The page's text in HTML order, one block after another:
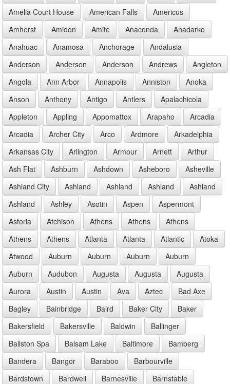
Amelia Court House
American Falls
Americus
Amherst
Amidon Amite Anaconda
Anadarko
Anahuac
Anamosa Anchorage
Andalusia
Anderson
Anderson Anderson Andrews
Angleton
Angola
Ann Arbor Annapolis Anniston
Anoka
Anson
Anthony Antigo Antlers
Apalachicola
Appleton
Appling Appomattox Arapaho
Arcadia
Arcadia
Archer City Arco Ardmore
Arkadelphia
Arkansas City
Arlington Armour Arnett
Arthur
Ash Flat
Ashburn Ashdown Asheboro
Asheville
Ashland City
Ashland Ashland Ashland
Ashland
Ashland
Ashley Asotin Aspen
Aspermont
Astoria
Atchison Athens Athens
Athens
Athens
Athens Atlanta Atlanta Atlantic
Atoka
Atwood
Auburn Auburn Auburn
Auburn
Auburn
Audubon Augusta Augusta
Augusta
Aurora
Austin Austin Ava Aztec
Bad Axe
Bagley
Bainbridge Baird Baker City
Baker
Bakersfield
Bakersville Baldwin
Ballinger
Ballston Spa
Balsam Lake Baltimore
Bamberg
Bandera
Bangor Baraboo
Barbourville
Bardstown
Bardwell Barnesville
Barnstable